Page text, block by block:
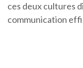
ces deux cultures
communication